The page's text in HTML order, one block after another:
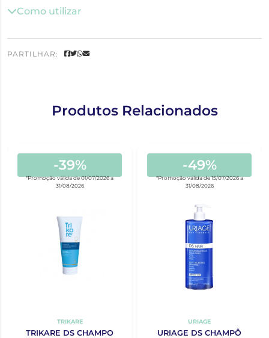
Como utilizar
PARTILHAR:
Produtos Relacionados
-39%
*Promoção válida de 01/07/2026 a
31/08/2026
TRIKARE
TRIKARE DS CHAMPO
-49%
*Promoção válida de 15/07/2026 a
31/08/2026
URIAGE
URIAGE DS CHAMPÔ